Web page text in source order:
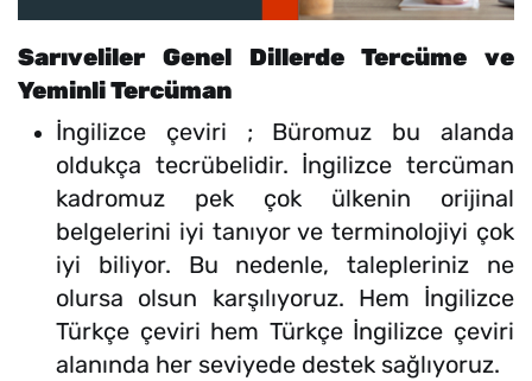
Sarıveliler Genel Dillerde Tercüme ve
Yeminli Tercüman
İngilizce çeviri ; Büromuz bu alanda
oldukça tecrübelidir. İngilizce tercüman
kadromuz pek çok ülkenin orijinal
belgelerini iyi tanıyor ve terminolojiyi çok
iyi biliyor. Bu nedenle, talepleriniz ne
olursa olsun karşılıyoruz. Hem İngilizce
Türkçe çeviri hem Türkçe İngilizce çeviri
alanında her seviyede destek sağlıyoruz.